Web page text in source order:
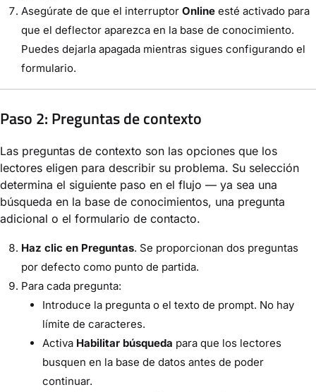
Asegúrate de que el interruptor Online esté activado para
que el deflector aparezca en la base de conocimiento.
Puedes dejarla apagada mientras sigues configurando el
formulario.
Paso 2: Preguntas de contexto
Las preguntas de contexto son las opciones que los
lectores eligen para describir su problema. Su selección
determina el siguiente paso en el flujo — ya sea una
búsqueda en la base de conocimientos, una pregunta
adicional o el formulario de contacto.
Haz clic en Preguntas. Se proporcionan dos preguntas
por defecto como punto de partida.
Para cada pregunta:
Introduce la pregunta o el texto de prompt. No hay
límite de caracteres.
Activa Habilitar búsqueda para que los lectores
busquen en la base de datos antes de poder
continuar.